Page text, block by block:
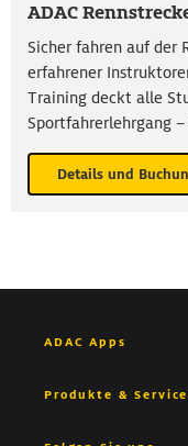
ADAC
Sicher fahren auf der
erfahrener
Training deckt alle
Sportfahrerlehrgang –
Details und
ADAC Apps
Pannenhilfe App
Produkte &
Versicherungen